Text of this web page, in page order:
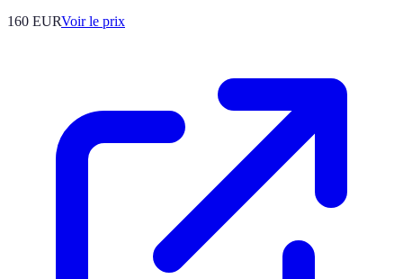
160 EURVoir le prix